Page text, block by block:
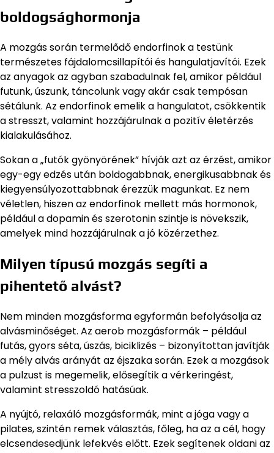
boldogsághormonja
A mozgás során termelődő endorfinok a testünk
természetes fájdalomcsillapítói és hangulatjavítói. Ezek
az anyagok az agyban szabadulnak fel, amikor például
futunk, úszunk, táncolunk vagy akár csak tempósan
sétálunk. Az endorfinok emelik a hangulatot, csökkentik
a stresszt, valamint hozzájárulnak a pozitív életérzés
kialakulásához.
Sokan a „futók gyönyörének” hívják azt az érzést, amikor
egy-egy edzés után boldogabbnak, energikusabbnak és
kiegyensúlyozottabbnak érezzük magunkat. Ez nem
véletlen, hiszen az endorfinok mellett más hormonok,
például a dopamin és szerotonin szintje is növekszik,
amelyek mind hozzájárulnak a jó közérzethez.
Milyen típusú mozgás segíti a
pihentető alvást?
Nem minden mozgásforma egyformán befolyásolja az
alvásminőséget. Az aerob mozgásformák – például
futás, gyors séta, úszás, biciklizés – bizonyítottan javítják
a mély alvás arányát az éjszaka során. Ezek a mozgások
a pulzust is megemelik, elősegítik a vérkeringést,
valamint stresszoldó hatásúak.
A nyújtó, relaxáló mozgásformák, mint a jóga vagy a
pilates, szintén remek választás, főleg, ha az a cél, hogy
elcsendesedjünk lefekvés előtt. Ezek segítenek oldani az